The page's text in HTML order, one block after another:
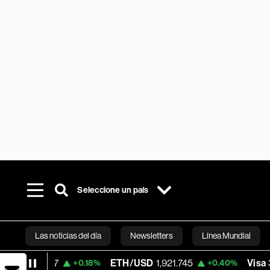
Seleccione un país
Las noticias del día Newsletters Línea Mundial
Bloomberg
ETH/USD 1,921.745 +0.40% Visa 362.50 -